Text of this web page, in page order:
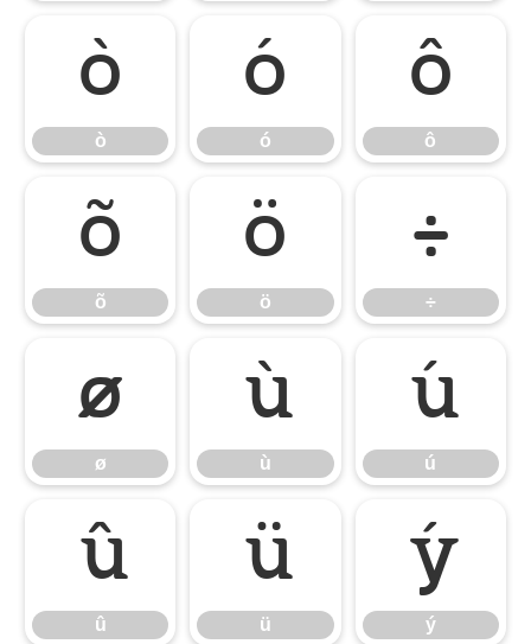
ò
ò
ó
ó
ô
ô
õ
õ
ö
ö
÷
÷
ø
ø
ù
ù
ú
ú
û
û
ü
ü
ý
ý